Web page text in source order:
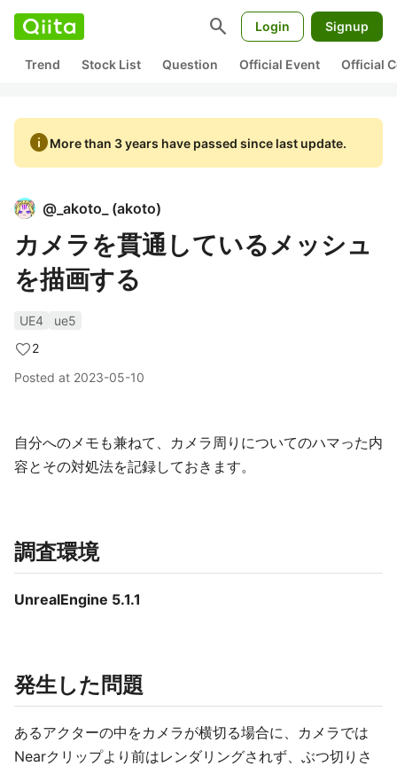
search Login Signup
Trend Stock List Question Official Event Official
infoMore than 3 years have passed since last update.
@ _akoto_ (akoto)
カメラを貫通しているメッシュ
を描画する
UE4
ue5
2
Posted at 2023-05-10
自分へのメモも兼ねて、カメラ周りについてのハマった内
容とその対処法を記録しておきます。
調査環境
UnrealEngine 5.1.1
発生した問題
あるアクターの中をカメラが横切る場合に、カメラでは
Nearクリップより前はレンダリングされず、ぶつ切りさ